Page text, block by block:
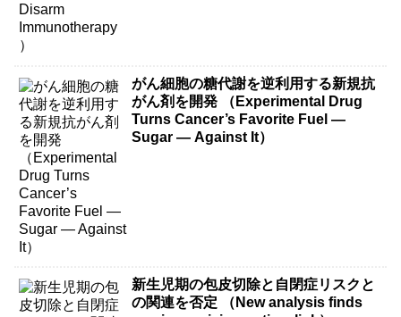
がん細胞の糖代謝を逆利用する新規抗
がん剤を開発 （Experimental Drug
Turns Cancer’s Favorite Fuel —
Sugar — Against It）
新生児期の包皮切除と自閉症リスクと
の関連を否定 （New analysis finds